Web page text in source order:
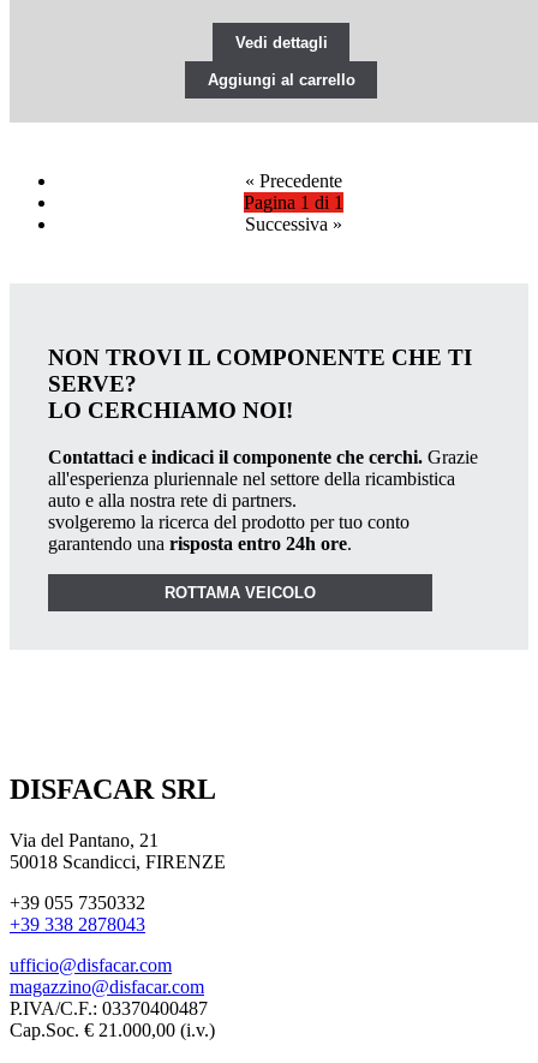
Vedi dettagli
Aggiungi al carrello
« Precedente
Pagina 1 di 1
Successiva »
NON TROVI IL COMPONENTE CHE TI
SERVE?
LO CERCHIAMO NOI!
Contattaci e indicaci il componente che cerchi. Grazie
all'esperienza pluriennale nel settore della ricambistica
auto e alla nostra rete di partners.
svolgeremo la ricerca del prodotto per tuo conto
garantendo una risposta entro 24h ore.
ROTTAMA VEICOLO
DISFACAR SRL
Via del Pantano, 21
50018 Scandicci, FIRENZE
+39 055 7350332
+39 338 2878043
ufficio@disfacar.com
magazzino@disfacar.com
P.IVA/C.F.: 03370400487
Cap.Soc. € 21.000,00 (i.v.)